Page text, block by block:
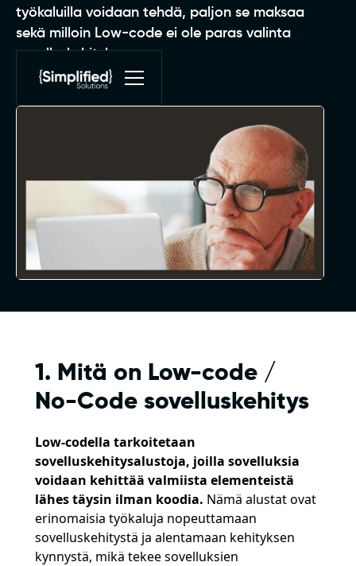
työkaluilla voidaan tehdä, paljon se maksaa
sekä milloin Low-code ei ole paras valinta
sovelluskehitykseen.
1. Mitä on Low-code /
No-Code sovelluskehitys
Low-codella tarkoitetaan
sovelluskehitysalustoja, joilla sovelluksia
voidaan kehittää valmiista elementeistä
lähes täysin ilman koodia. Nämä alustat ovat
erinomaisia työkaluja nopeuttamaan
sovelluskehitystä ja alentamaan kehityksen
kynnystä, mikä tekee sovelluksien